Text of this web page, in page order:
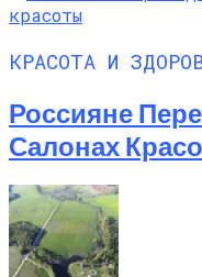
КРАСОТА И
Россияне
Салонах